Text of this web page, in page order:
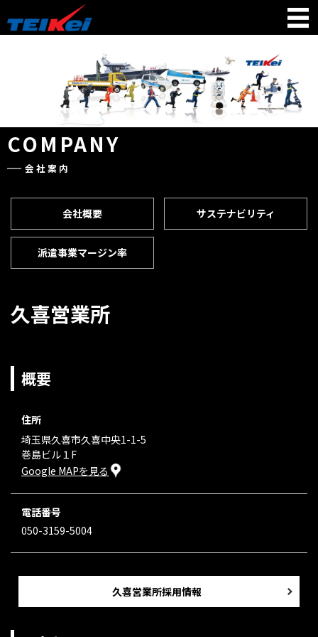
COMPANY
会社案内
会社概要 サステナビリティ
派遣事業マージン率
久喜営業所
概要
住所
埼玉県久喜市久喜中央1-1-5
巻島ビル１F
Google MAPを見る
電話番号
050-3159-5004
久喜営業所採用情報